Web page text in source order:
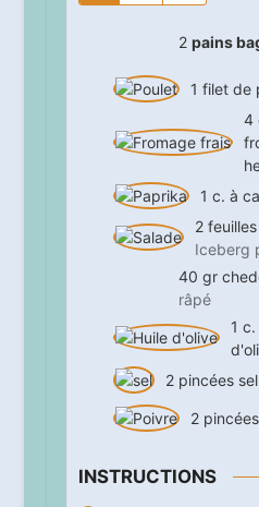
2 pains
1 filet de
4
1 c. à
2 feuilles
Iceberg
40 gr
râpé
1 c.
2 pincées sel
2 pincées
INSTRUCTIONS